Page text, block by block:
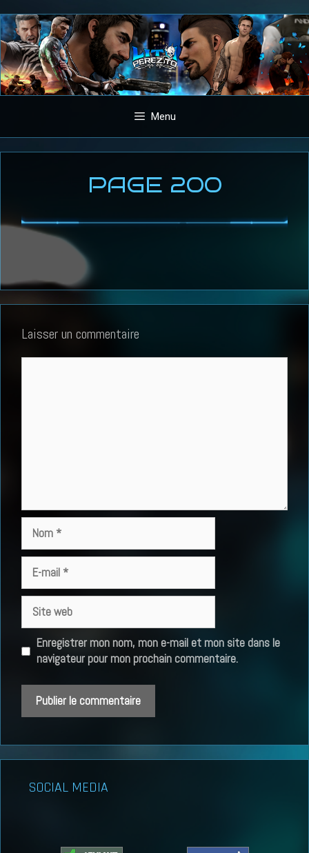
Aller
au
contenu
Menu
PAGE 200
Laisser un commentaire
mail
web
Enregistrer mon nom, mon e-mail et mon site dans le
navigateur pour mon prochain commentaire.
SOCIAL MEDIA